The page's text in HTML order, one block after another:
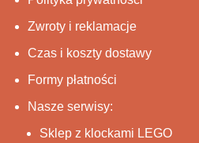
Zwroty i reklamacje
Czas i koszty dostawy
Formy płatności
Nasze serwisy:
Sklep z klockami LEGO